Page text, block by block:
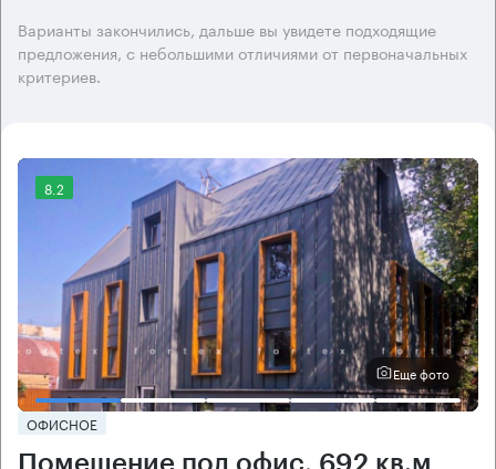
Варианты закончились, дальше вы увидете подходящие
предложения, с небольшими отличиями от первоначальных
критериев.
8.2
Еще фото
ОФИСНОЕ
Помещение под офис, 692 кв.м